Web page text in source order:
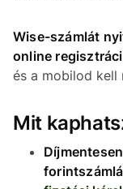
Wise-számlát
online
és a mobilod kell
Mit